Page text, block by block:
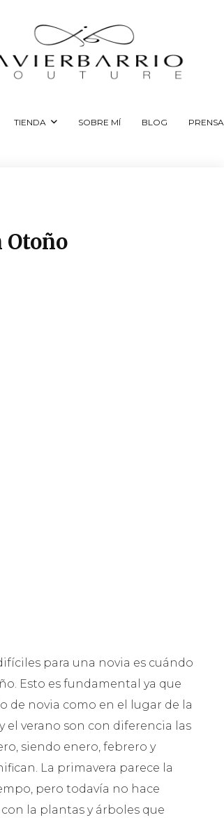
TIENDA SOBRE MÍ BLOG PRENSA
Otoño
para una novia es cuándo
Esto es fundamental ya que
de novia como en el lugar de la
el verano son con diferencia las
siendo enero, febrero y
La primavera parece la
pero todavía no hace
la plantas y árboles que